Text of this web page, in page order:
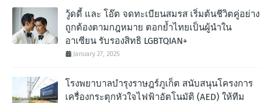
วู้ดดี้ และ โอ๊ต จดทะเบียนสมรส เริ่มต้นชีวิตคู่อย่าง
ถูกต้องตามกฎหมาย ตอกย้ำไทยเป็นผู้นำใน
อาเซียน รับรองสิทธิ LGBTQIAN+
January 27, 2025
โรงพยาบาลบำรุงราษฎร์ภูเก็ต สนับสนุนโครงการ
เครื่องกระตุกหัวใจไฟฟ้าอัตโนมัติ (AED) ให้ทีม